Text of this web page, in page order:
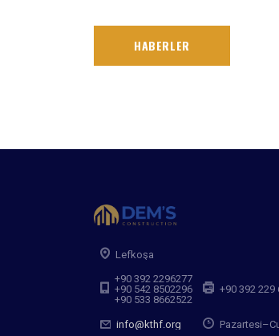
HABERLER
Lefkoşa
+90 392 2296277
+90 542 8502296
+90 533 8662522
+90 392 229
info@kthf.org